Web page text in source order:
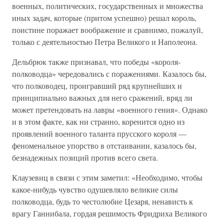
военных, политических, государственных и множества
иных задач, которые (притом успешно) решал король,
поистине поражает воображение и сравнимо, пожалуй,
только с деятельностью Петра Великого и Наполеона.
Дельбрюк также признавал, что победы «короля-
полководца» чередовались с поражениями. Казалось бы,
что полководец, проигравший ряд крупнейших и
принципиально важных для него сражений, вряд ли
может претендовать на лавры «военного гения». Однако
и в этом факте, как ни странно, коренится одно из
проявлений военного таланта прусского короля —
феноменальное упорство в отстаивании, казалось бы,
безнадежных позиций против всего света.
Клаузевиц в связи с этим заметил: «Необходимо, чтобы
какое-нибудь чувство одушевляло великие силы
полководца, будь то честолюбие Цезаря, ненависть к
врагу Ганнибала, гордая решимость Фридриха Великого